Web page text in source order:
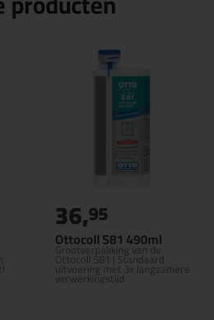
Ottocoll S81 490ml
Grootverpakking van de
Ottocoll S81 | Standaard
uitvoering met 3x langzamere
verwerkingstijd
36,95